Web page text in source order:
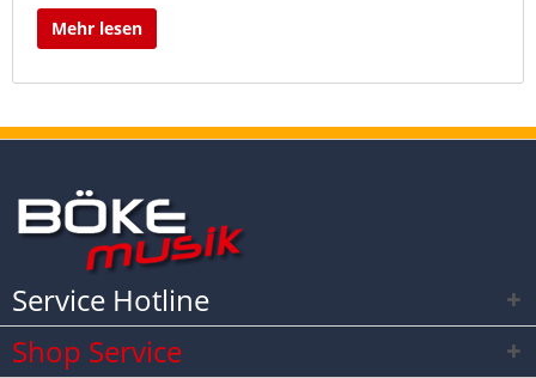
Mehr lesen
Service Hotline
Shop Service